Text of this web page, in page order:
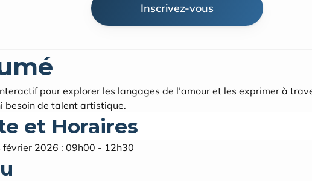
Inscrivez-vous
pour explorer les langages de l’amour et les exprimer à
besoin de talent artistique.
et Horaires
février 2026 : 09h00 - 12h30